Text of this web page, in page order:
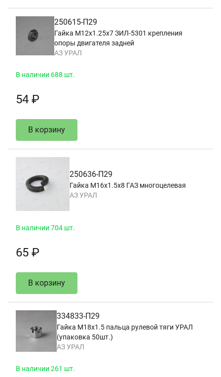
250615-П29
Гайка М12х1.25х7 ЗИЛ-5301 крепления
опоры двигателя задней
АЗ УРАЛ
В наличии 688 шт.
54 ₽
В корзину
250636-П29
Гайка М16х1.5х8 ГАЗ многоцелевая
АЗ УРАЛ
В наличии 704 шт.
65 ₽
В корзину
334833-П29
Гайка М18х1.5 пальца рулевой тяги УРАЛ
(упаковка 50шт.)
АЗ УРАЛ
В наличии 261 шт.